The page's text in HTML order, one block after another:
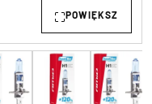
POWIĘKSZ